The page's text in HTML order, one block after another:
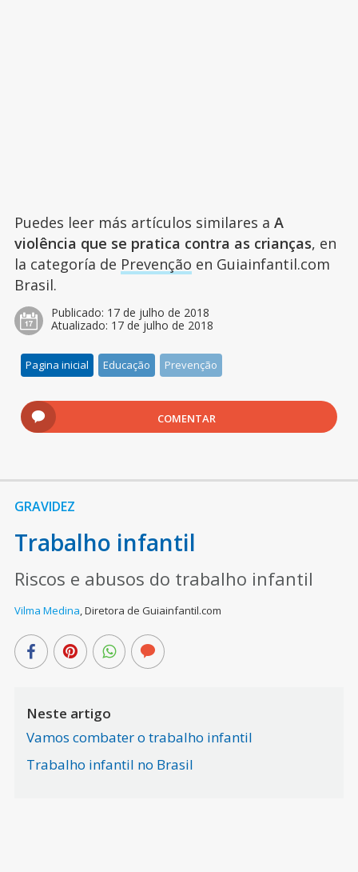
Puedes leer más artículos similares a A
violência que se pratica contra as crianças, en
la categoría de Prevenção en Guiainfantil.com
Brasil.
Publicado: 17 de julho de 2018
Atualizado: 17 de julho de 2018
Pagina inicial Educação Prevenção
COMENTAR
GRAVIDEZ
Trabalho infantil
Riscos e abusos do trabalho infantil
Vilma Medina,Diretora de Guiainfantil.com
Neste artigo
Vamos combater o trabalho infantil
Trabalho infantil no Brasil